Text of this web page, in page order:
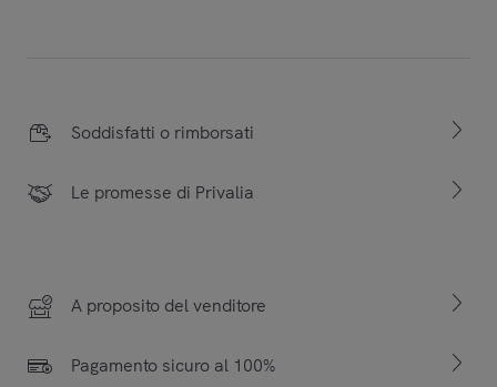
Soddisfatti o rimborsati
Le promesse di Privalia
A proposito del venditore
Pagamento sicuro al 100%